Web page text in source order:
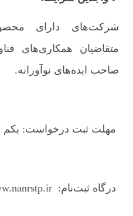
شرکت‌های دارای
متقاضیان همکاری‌های
صاحب ایده‌های نوآورانه.
مهلت ثبت درخواست: یکم لغایت 30 خرداد
درگاه ثبت‌نام: